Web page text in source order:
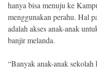
hanya bisa menuju ke
menggunakan perahu. Hal
adalah akses anak-anak
banjir melanda.
“Banyak anak-anak